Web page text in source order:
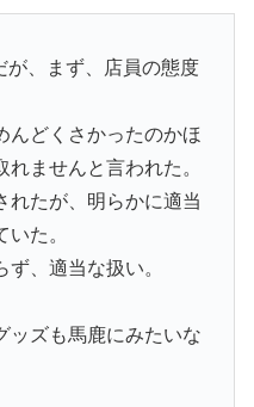
、まず、店員の態度
んどくさかったのかほ
ませんと言われた。
れたが、明らかに適当
た。
、適当な扱い。
ッズも馬鹿にみたいな